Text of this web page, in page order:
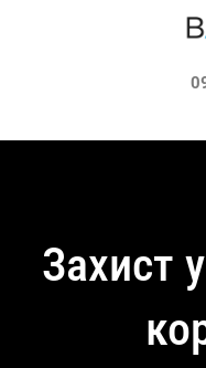
Захист